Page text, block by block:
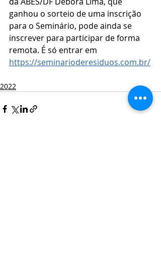
ganhou o sorteio de uma inscrição
para o Seminário, pode ainda se
inscrever para participar de forma
remota. É só entrar em
https://seminarioderesiduos.com.br/
2022